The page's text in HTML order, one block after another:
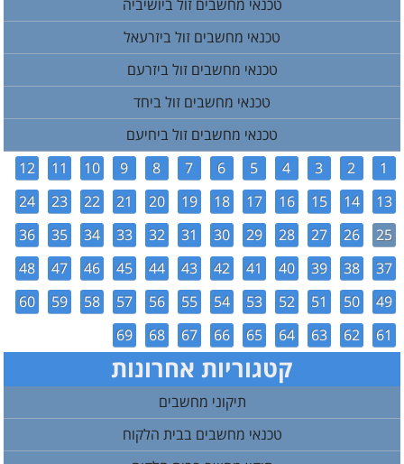
טכנאי מחשבים זול ביושיביה
טכנאי מחשבים זול ביזרעאל
טכנאי מחשבים זול ביזרעם
טכנאי מחשבים זול ביחד
טכנאי מחשבים זול ביחיעם
1
2
3
4
5
6
7
8
9
10
11
12
13
14
15
16
17
18
19
20
21
22
23
24
25
26
27
28
29
30
31
32
33
34
35
36
37
38
39
40
41
42
43
44
45
46
47
48
49
50
51
52
53
54
55
56
57
58
59
60
61
62
63
64
65
66
67
68
69
קטגוריות אחרונות
תיקוני מחשבים
טכנאי מחשבים בבית הלקוח